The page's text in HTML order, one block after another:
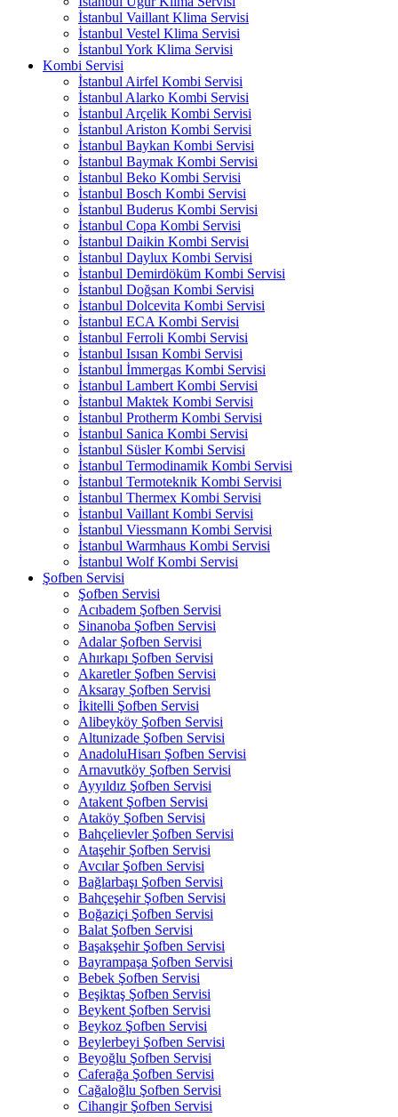
İstanbul Vaillant Klima Servisi
İstanbul Vestel Klima Servisi
İstanbul York Klima Servisi
Kombi Servisi
İstanbul Airfel Kombi Servisi
İstanbul Alarko Kombi Servisi
İstanbul Arçelik Kombi Servisi
İstanbul Ariston Kombi Servisi
İstanbul Baykan Kombi Servisi
İstanbul Baymak Kombi Servisi
İstanbul Beko Kombi Servisi
İstanbul Bosch Kombi Servisi
İstanbul Buderus Kombi Servisi
İstanbul Copa Kombi Servisi
İstanbul Daikin Kombi Servisi
İstanbul Daylux Kombi Servisi
İstanbul Demirdöküm Kombi Servisi
İstanbul Doğsan Kombi Servisi
İstanbul Dolcevita Kombi Servisi
İstanbul ECA Kombi Servisi
İstanbul Ferroli Kombi Servisi
İstanbul Isısan Kombi Servisi
İstanbul İmmergas Kombi Servisi
İstanbul Lambert Kombi Servisi
İstanbul Maktek Kombi Servisi
İstanbul Protherm Kombi Servisi
İstanbul Sanica Kombi Servisi
İstanbul Süsler Kombi Servisi
İstanbul Termodinamik Kombi Servisi
İstanbul Termoteknik Kombi Servisi
İstanbul Thermex Kombi Servisi
İstanbul Vaillant Kombi Servisi
İstanbul Viessmann Kombi Servisi
İstanbul Warmhaus Kombi Servisi
İstanbul Wolf Kombi Servisi
Şofben Servisi
Şofben Servisi
Acıbadem Şofben Servisi
Sinanoba Şofben Servisi
Adalar Şofben Servisi
Ahırkapı Şofben Servisi
Akaretler Şofben Servisi
Aksaray Şofben Servisi
İkitelli Şofben Servisi
Alibeyköy Şofben Servisi
Altunizade Şofben Servisi
AnadoluHisarı Şofben Servisi
Arnavutköy Şofben Servisi
Ayyıldız Şofben Servisi
Atakent Şofben Servisi
Ataköy Şofben Servisi
Bahçelievler Şofben Servisi
Ataşehir Şofben Servisi
Avcılar Şofben Servisi
Bağlarbaşı Şofben Servisi
Bahçeşehir Şofben Servisi
Boğaziçi Şofben Servisi
Balat Şofben Servisi
Başakşehir Şofben Servisi
Bayrampaşa Şofben Servisi
Bebek Şofben Servisi
Beşiktaş Şofben Servisi
Beykent Şofben Servisi
Beykoz Şofben Servisi
Beylerbeyi Şofben Servisi
Beyoğlu Şofben Servisi
Caferağa Şofben Servisi
Cağaloğlu Şofben Servisi
Cihangir Şofben Servisi